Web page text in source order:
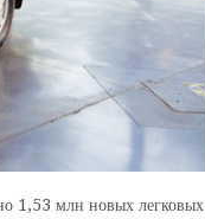
1,53 млн новых легковых